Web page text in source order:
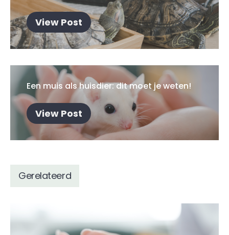
View Post
Een muis als huisdier: dit moet je weten!
View Post
Gerelateerd